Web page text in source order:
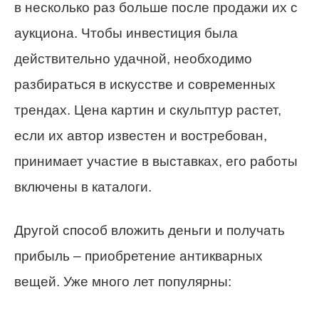
в несколько раз больше после продажи их с
аукциона. Чтобы инвестиция была
действительно удачной, необходимо
разбираться в искусстве и современных
трендах. Цена картин и скульптур растет,
если их автор известен и востребован,
принимает участие в выставках, его работы
включены в каталоги.
Другой способ вложить деньги и получать
прибыль – приобретение антикварных
вещей. Уже много лет популярны: